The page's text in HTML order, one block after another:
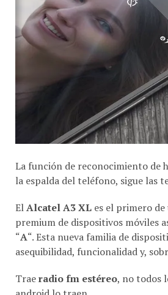
La función de reconocimiento de
la espalda del teléfono, sigue las
El Alcatel A3 XL
es el primero de
premium de dispositivos móviles
“ A “. Esta nueva familia de
asequibilidad, funcionalidad y,
Trae
radio fm estéreo
, no todos
android lo traen.